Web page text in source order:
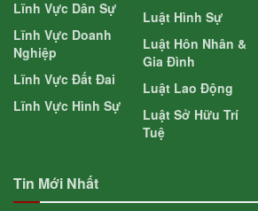
Lĩnh Vực Dân Sự
Lĩnh Vực Doanh
Nghiệp
Lĩnh Vực Đất Đai
Lĩnh Vực Hình Sự
Luật Hình Sự
Luật Hôn Nhân &
Gia Đình
Luật Lao Động
Luật Sở Hữu Trí
Tuệ
Tin Mới Nhất